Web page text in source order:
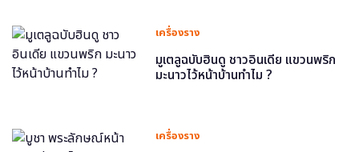
เครื่องราง
มูเตลูฉบับฮินดู ชาวอินเดีย แขวนพริก
มะนาวไว้หน้าบ้านทำไม ?
เครื่องราง